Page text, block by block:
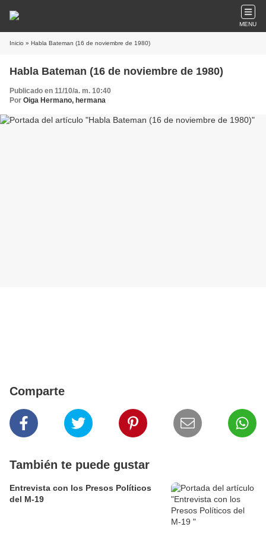
MENU
Inicio » Habla Bateman (16 de noviembre de 1980)
Habla Bateman (16 de noviembre de 1980)
Publicado en 11/10/a. m. 10:40
Por Oiga Hermano, hermana
Comparte
También te puede gustar
Entrevista con los Presos Políticos
del M-19